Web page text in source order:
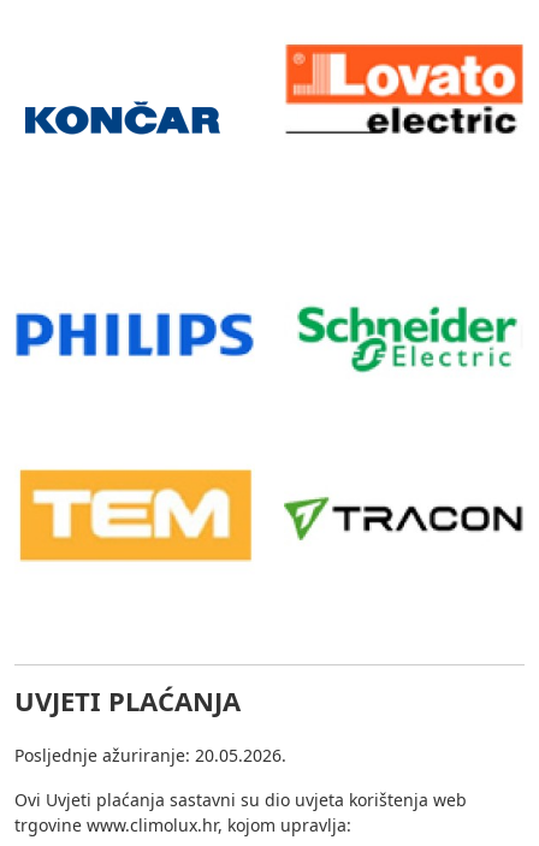
UVJETI PLAĆANJA
Posljednje ažuriranje: 20.05.2026.
Ovi Uvjeti plaćanja sastavni su dio uvjeta korištenja web
trgovine www.climolux.hr, kojom upravlja: